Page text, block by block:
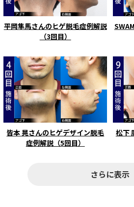
平岡隼馬さんのヒゲ脱毛症例解説
（3回目）
皆本 晃さんのヒゲデザイン脱毛
症例解説（5回目）
松下
さらに表示